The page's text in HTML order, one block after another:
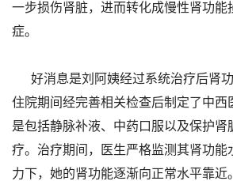
一步损伤肾脏，进而转化成慢性肾功能
症。
好消息是刘阿姨经过系统治疗后肾
住院期间经完善相关检查后制定了中西
是包括静脉补液、中药口服以及保护肾
疗。治疗期间，医生严格监测其肾功能
力下，她的肾功能逐渐向正常水平靠近